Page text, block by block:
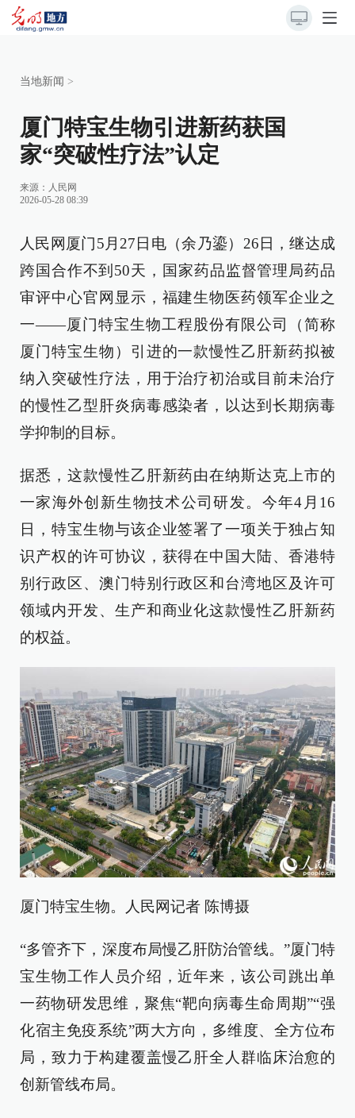
当地新闻 >
厦门特宝生物引进新药获国
家“突破性疗法”认定
来源： 人民网
2026-05-28 08:39
人民网厦门5月27日电（余乃鎏）26日，继达成
跨国合作不到50天，国家药品监督管理局药品
审评中心官网显示，福建生物医药领军企业之
一——厦门特宝生物工程股份有限公司（简称
厦门特宝生物）引进的一款慢性乙肝新药拟被
纳入突破性疗法，用于治疗初治或目前未治疗
的慢性乙型肝炎病毒感染者，以达到长期病毒
学抑制的目标。
据悉，这款慢性乙肝新药由在纳斯达克上市的
一家海外创新生物技术公司研发。今年4月16
日，特宝生物与该企业签署了一项关于独占知
识产权的许可协议，获得在中国大陆、香港特
别行政区、澳门特别行政区和台湾地区及许可
领域内开发、生产和商业化这款慢性乙肝新药
的权益。
厦门特宝生物。人民网记者 陈博摄
“多管齐下，深度布局慢乙肝防治管线。”厦门特
宝生物工作人员介绍，近年来，该公司跳出单
一药物研发思维，聚焦“靶向病毒生命周期”“强
化宿主免疫系统”两大方向，多维度、全方位布
局，致力于构建覆盖慢乙肝全人群临床治愈的
创新管线布局。